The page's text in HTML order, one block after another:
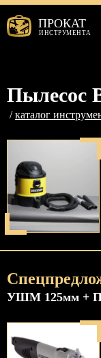
ПРОКАТ
ИНСТРУМЕНТА
Пылесос
каталог
УШМ 125мм +